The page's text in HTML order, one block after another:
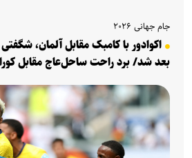
جام جهانی ۲۰۲۶
اکوادور با کامبک مقابل آلمان،
بعد شد/ برد راحت ساحل‌عاج مقابل